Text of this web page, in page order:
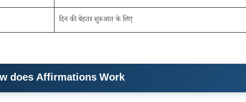
दिन की बेहतर शुरुआत के लिए
does Affirmations Work